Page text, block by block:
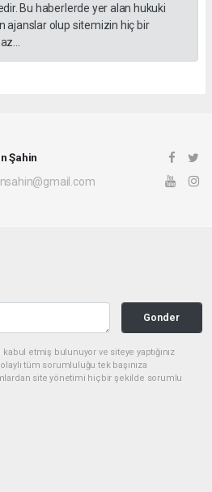
Bu haberlerde yer alan hukuki
ajanslar olup sitemizin hiç bir
Şahin
Gonder
etmiş bulunuyor ve siteye yaptığınız
tüm sorumluluğu tek başınıza
site yönetimi hiçbir şekilde sorumlu